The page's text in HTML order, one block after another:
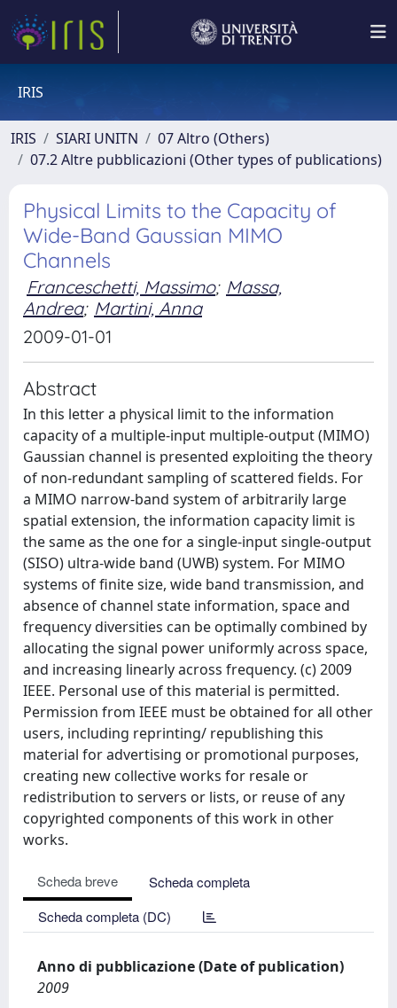
IRIS
IRIS SIARI UNITN
07 Altro (Others)
07.2 Altre pubblicazioni (Other types of publications)
Physical Limits to the Capacity of
Wide-Band Gaussian MIMO
Channels
Franceschetti, Massimo; Massa,
Andrea; Martini, Anna
2009-01-01
Abstract
In this letter a physical limit to the information
capacity of a multiple-input multiple-output (MIMO)
Gaussian channel is presented exploiting the theory
of non-redundant sampling of scattered fields. For
a MIMO narrow-band system of arbitrarily large
spatial extension, the information capacity limit is
the same as the one for a single-input single-output
(SISO) ultra-wide band (UWB) system. For MIMO
systems of finite size, wide band transmission, and
absence of channel state information, space and
frequency diversities can be optimally combined by
allocating the signal power uniformly across space,
and increasing linearly across frequency. (c) 2009
IEEE. Personal use of this material is permitted.
Permission from IEEE must be obtained for all other
users, including reprinting/ republishing this
material for advertising or promotional purposes,
creating new collective works for resale or
redistribution to servers or lists, or reuse of any
copyrighted components of this work in other
works.
Scheda breve
Scheda completa
Scheda completa (DC)
Anno di pubblicazione (Date of publication)
2009